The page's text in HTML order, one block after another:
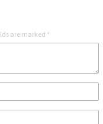
are marked *